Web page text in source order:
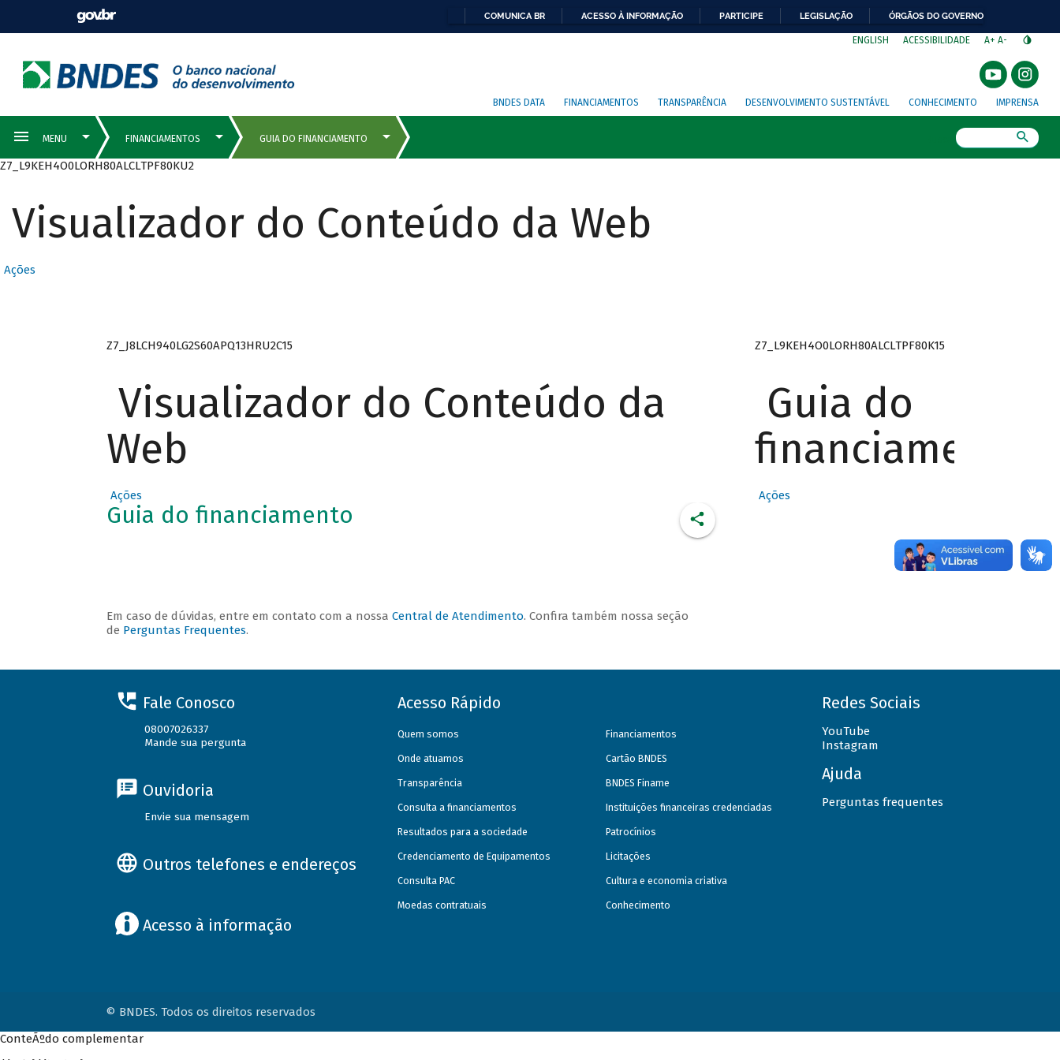
COMUNICA BR ACESSO À INFORMAÇÃO PARTICIPE LEGISLAÇÃO ÓRGÃOS DO GOVERNO
ENGLISH ACESSIBILIDADE A+ A-
BNDES DATA FINANCIAMENTOS TRANSPARÊNCIA DESENVOLVIMENTO SUSTENTÁVEL CONHECIMENTO IMPRENSA
Z7_L9KEH4O0LORH80ALCLTPF80KU2
Visualizador do Conteúdo da Web
Ações
Z7_J8LCH940LG2S60APQ13HRU2C15
Visualizador do Conteúdo da
Web
Ações
Guia do financiamento
COMO
FUNCIONA
Em caso de dúvidas, entre em contato com a nossa Central de Atendimento. Confira também nossa seção
de Perguntas Frequentes.
Z7_L9KEH4O0LORH80ALCLTPF80K15
Guia do
financiamento
Ações
Fale Conosco
08007026337
Mande sua pergunta
Ouvidoria
Envie sua mensagem
Outros telefones e endereços
Acesso à informação
Acesso Rápido
Quem somos
Onde atuamos
Transparência
Consulta a financiamentos
Resultados para a sociedade
Credenciamento de Equipamentos
Consulta PAC
Moedas contratuais
Financiamentos
Cartão BNDES
BNDES Finame
Instituições financeiras credenciadas
Patrocínios
Licitações
Cultura e economia criativa
Conhecimento
Redes Sociais
YouTube
Instagram
Ajuda
Perguntas frequentes
© BNDES. Todos os direitos reservados
ConteÃºdo complementar